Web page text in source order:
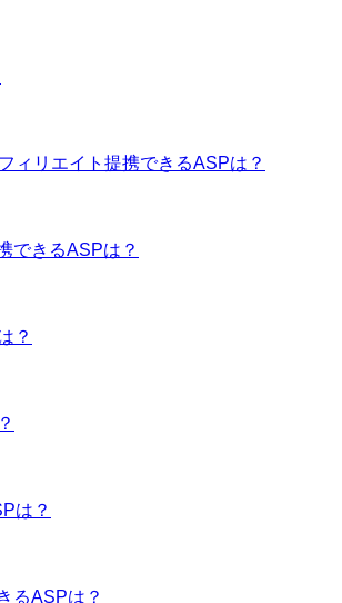
ィリエイト提携できるASPは？
できるASPは？
？
は？
るASPは？